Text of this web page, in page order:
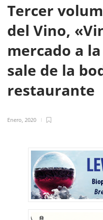
Tercer
del Vino,
mercado a
sale de la
restaurante
Enero, 2020